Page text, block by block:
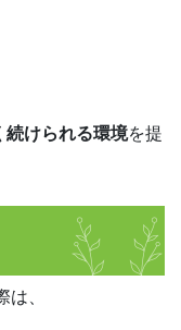
続けられる環境を提
、